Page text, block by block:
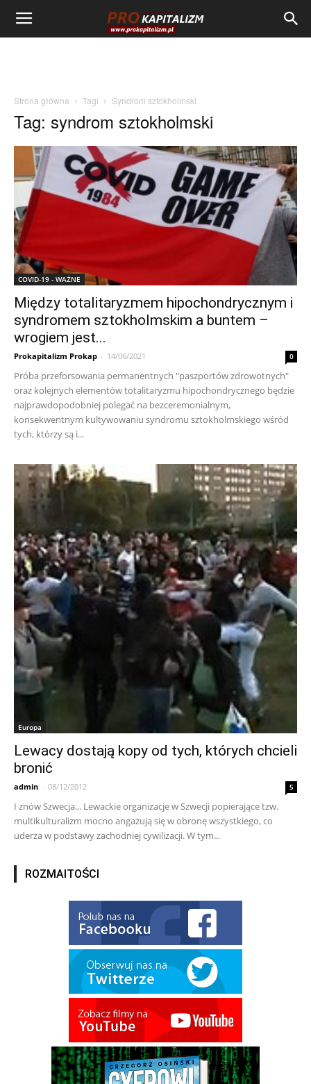
Strona główna Tagi Syndrom sztokholmski
Tag: syndrom sztokholmski
COVID-19 - WAŻNE
Między totalitaryzmem hipochondrycznym i
syndromem sztokholmskim a buntem –
wrogiem jest...
Prokapitalizm Prokap - 14/06/2021 0
Próba przeforsowania permanentnych "paszportów zdrowotnych"
oraz kolejnych elementów totalitaryzmu hipochondrycznego będzie
najprawdopodobniej polegać na bezceremonialnym,
konsekwentnym kultywowaniu syndromu sztokholmskiego wśród
tych, którzy są i...
Europa
Lewacy dostają kopy od tych, których chcieli
bronić
admin - 08/12/2012 5
I znów Szwecja... Lewackie organizacje w Szwecji popierające tzw.
multikulturalizm mocno angażują się w obronę wszystkiego, co
uderza w podstawy zachodniej cywilizacji. W tym...
ROZMAITOŚCI